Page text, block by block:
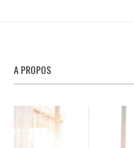
A PROPOS